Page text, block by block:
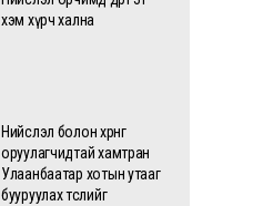
хэм хүрч хална
Нийслэл болон хөрөнгө
оруулагчидтай хамтран
Улаанбаатар хотын утааг
бууруулах төслийг